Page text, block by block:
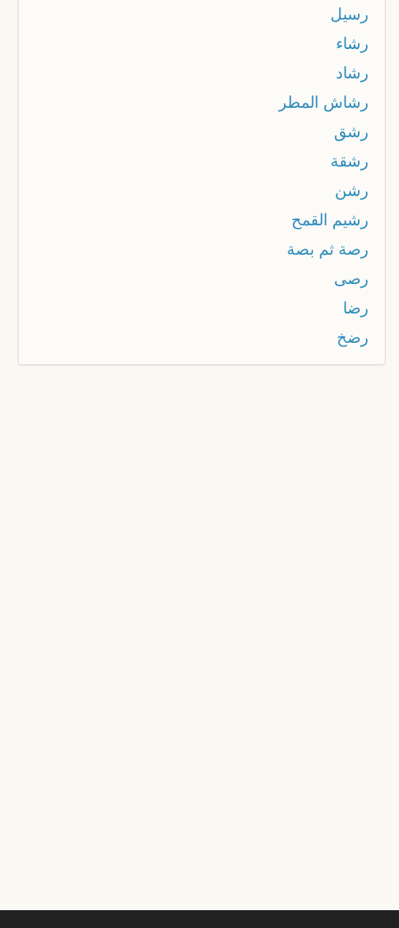
رسيل
رشاء
رشاد
رشاش المطر
رشق
رشقة
رشن
رشيم القمح
رصة ثم بصة
رصى
رضا
رضخ